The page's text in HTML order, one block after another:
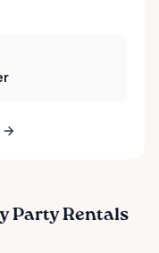
Party Rentals